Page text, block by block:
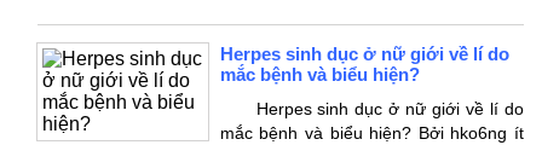
Herpes sinh dục ở nữ giới về lí do
mắc bệnh và biểu hiện?
Herpes sinh dục ở nữ giới về lí do
mắc bệnh và biểu hiện? Bởi hko6ng ít